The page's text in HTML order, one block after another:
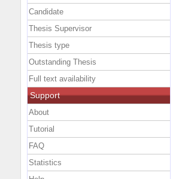
Candidate
Thesis Supervisor
Thesis type
Outstanding Thesis
Full text availability
Support
About
Tutorial
FAQ
Statistics